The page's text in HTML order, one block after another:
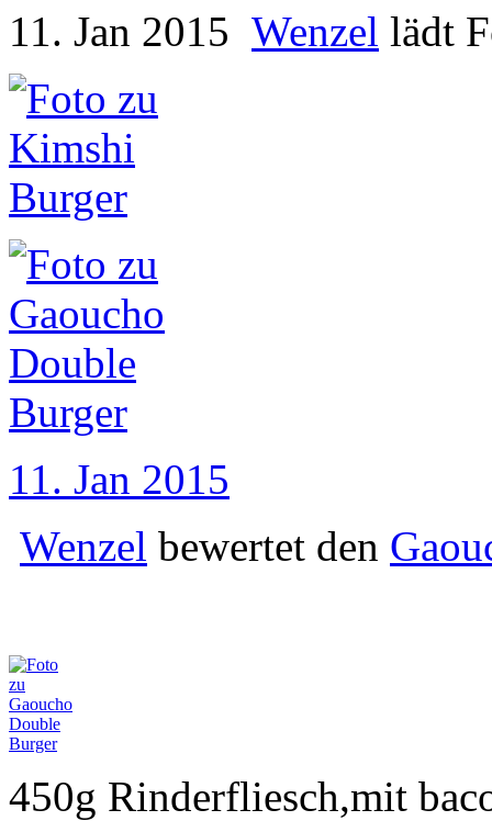
11. Jan 2015 Wenzel lädt
11. Jan 2015
Wenzel bewertet den
450g Rinderfliesch,mit